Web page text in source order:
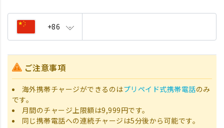
+86
ご注意事項
海外携帯チャージができるのはプリペイド式携帯電話のみ
です。
月間のチャージ上限額は9,999円です。
同じ携帯電話への連続チャージは5分後から可能です。